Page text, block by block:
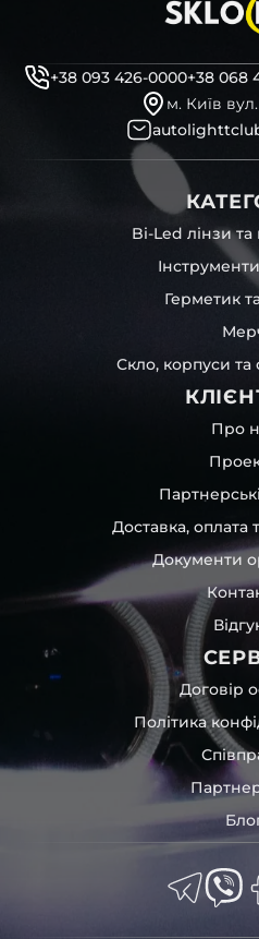
+38 093 426-0000+38 068
м. Київ
Bi-Led лінзи
Герметик
Скло, корпуси та
Про
Доставка,
Документи
Договір
Політика